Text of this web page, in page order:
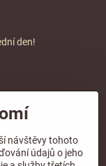
den!
návštěvy tohoto
údajů o jeho